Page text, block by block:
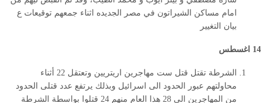
امام مساكن الشيراتون في مصر الجديده اثناء جمعهم توقيعات ع
بيان التغيير
14 اغسطس
الشرطة تقتل قتل ست مهاجرين اريتريين وتعتقل 22 أثناء
محاولتهم عبور الحدود الى اسرائيل وبذلك يرتفع عدد قتلى الحدود
من المهاجرين الى 28 هذا العام منهم 24 قتلوا بواسطة الشرطة